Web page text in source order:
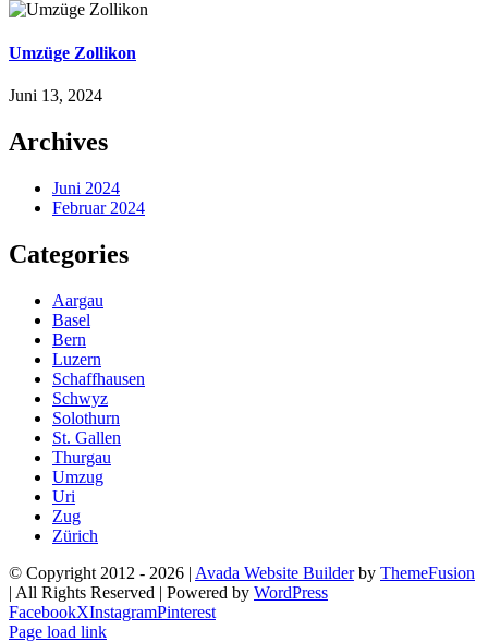
Umzüge Zollikon
Juni 13, 2024
Archives
Juni 2024
Februar 2024
Categories
Aargau
Basel
Bern
Luzern
Schaffhausen
Schwyz
Solothurn
St. Gallen
Thurgau
Umzug
Uri
Zug
Zürich
© Copyright 2012 - 2026 | Avada Website Builderby ThemeFusion
| All Rights Reserved | Powered by WordPress
FacebookXInstagramPinterest
Page load link